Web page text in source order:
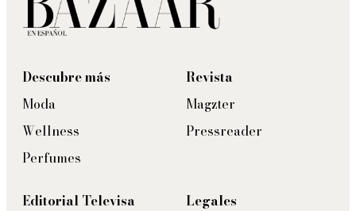
Descubre más
Moda
Wellness
Perfumes
Revista
Magzter
Pressreader
Editorial Televisa
Legales